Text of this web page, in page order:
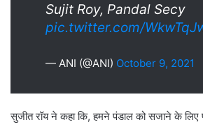
Sujit Roy, Pandal Secy
pic.twitter.com/
— ANI (@ANI) October 9, 2021
सुजीत रॉय ने कहा कि, हमने पंडाल को सजाने के लिए